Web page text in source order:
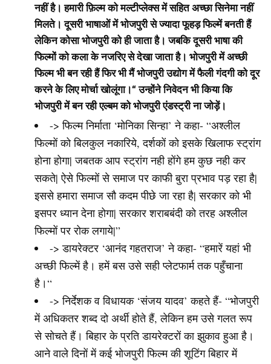
नहीं है। हमारी फ़िल्म को मल्टीप्लेक्स में सहित अच्छा सिनेमा नहीं
मिलते। दूसरी भाषाओं में भोजपुरी से ज्यादा फूहड़ फिल्में बनती हैं
लेकिन कोसा भोजपुरी को ही जाता है। जबकि दूसरी भाषा की
फिल्मों को कला के नजरिए से देखा जाता है। भोजपुरी में अच्छी
फिल्म भी बन रही हैं फिर भी मैं भोजपुरी उद्योग में फैली गंदगी को दूर
करने के लिए मोर्चा खोलूंगा।“ उन्होंने निवेदन भी किया कि
भोजपुरी में बन रही एल्बम को भोजपुरी एंडस्ट्री ना जोड़ें।
-> फिल्म निर्माता ‘मोनिका सिन्हा’ ने कहा- “अश्लील
फिल्मों को बिलकुल नकारिये, दर्शकों को इसके खिलाफ स्ट्रांग
होना होगा| जबतक आप स्ट्रांग नही होंगे हम कुछ नही कर
सकते| ऐसे फिल्मों से समाज पर काफी बुरा प्रभाव पड़ रहा है|
इससे हमारा समाज सौ कदम पीछे जा रहा है| सरकार को भी
इसपर ध्यान देना होगा| सरकार शराबबंदी को तरह अश्लील
फिल्मों पर रोक लगाये|”
-> डायरेक्टर ‘आनंद गहतराज’ ने कहा- “हमारें यहां भी
अच्छी फिल्में है। हमें बस उसे सही प्लेटफार्म तक पहुँचाना
है।“
-> निर्देशक व विधायक ‘संजय यादव’ कहते हैं- “भोजपुरी
में अधिकतर शब्द दो अर्थी होते हैं, लेकिन हम उसे गलत रूप
से सोचते हैं। बिहार के प्रति डायरेक्टरों का झुकाव हुआ है।
आने वाले दिनों में कई भोजपुरी फिल्म की शूटिंग बिहार में